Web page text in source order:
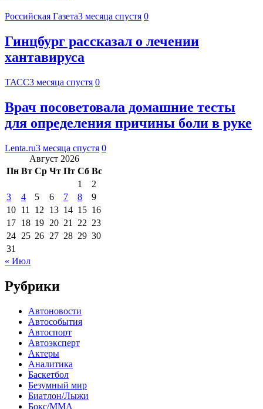
Российская Газета3 месяца спустя 0
Гинцбург рассказал о лечении
хантавируса
ТАСС3 месяца спустя 0
Врач посоветовала домашние тесты
для определения причины боли в руке
Lenta.ru3 месяца спустя 0
Август 2026
Пн Вт Ср Чт Пт Сб Вс
1
2
3
4 5 6 7 8
9
10 11 12 13 14 15 16
17 18 19 20 21 22 23
24 25 26 27 28 29 30
31
« Июл
Рубрики
Автоновости
Автособытия
Автоспорт
Автоэксперт
Актеры
Аналитика
Баскетбол
Безумный мир
Биатлон/Лыжи
Бокс/MMA